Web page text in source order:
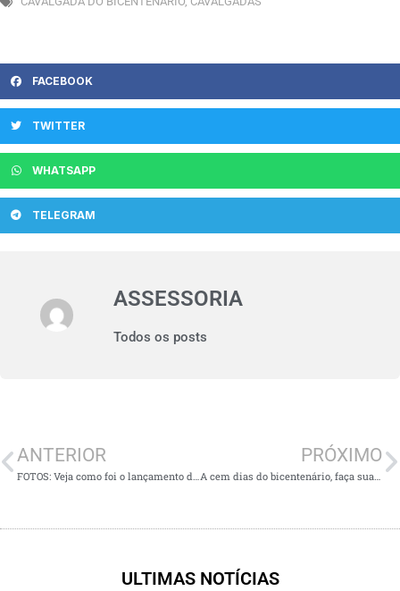
FACEBOOK
TWITTER
WHATSAPP
TELEGRAM
ASSESSORIA
Todos os posts
ANTERIOR
FOTOS: Veja como foi o lançamento do livro Dois Mundos e Uma Rosa para Anita
PRÓXIMO
A cem dias do bicentenário, faça sua própria homenagem à Anita
ULTIMAS NOTÍCIAS